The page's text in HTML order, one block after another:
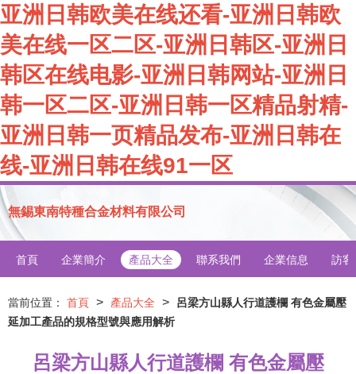
亚洲日韩欧美在线还看-亚洲日韩欧
美在线一区二区-亚洲日韩区-亚洲日
韩区在线电影-亚洲日韩网站-亚洲日
韩一区二区-亚洲日韩一区精品射精-
亚洲日韩一页精品发布-亚洲日韩在
线-亚洲日韩在线91一区
無錫東南特種合金材料有限公司
首頁 企業簡介 產品大全 聯系我們 企業信息 訪客
當前位置： 首頁 > 產品大全 >
呂梁方山縣人行道護欄 有色金屬壓
延加工產品的規格型號與應用解析
呂梁方山縣人行道護欄 有色金屬壓